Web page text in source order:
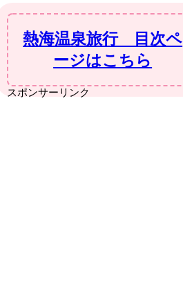
熱海温泉旅行 目次ペ
ージはこちら
スポンサーリンク